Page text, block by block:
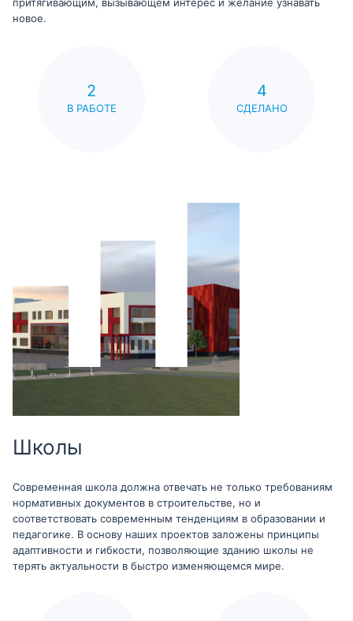
притягивающим, вызывающем интерес и желание узнавать
новое.
2
В РАБОТЕ
4
СДЕЛАНО
Школы
Современная школа должна отвечать не только требованиям
нормативных документов в строительстве, но и
соответствовать современным тенденциям в образовании и
педагогике. В основу наших проектов заложены принципы
адаптивности и гибкости, позволяющие зданию школы не
терять актуальности в быстро изменяющемся мире.